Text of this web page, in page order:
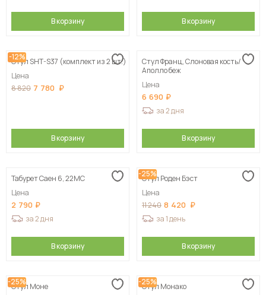
В корзину В корзину
-12%
Стул SHT-S37 (комплект из 2 шт.)
Цена
8 820 7 780
В корзину
Стул Франц, Слоновая кость/
Аполло беж
Цена
6 690
за 2 дня
В корзину
Табурет Саен 6, 22МС
Цена
2 790
за 2 дня
В корзину
-25%
Стул Роден Бэст
Цена
11 240 8 420
за 1 день
В корзину
-25%
Стул Моне -25%
Стул Монако